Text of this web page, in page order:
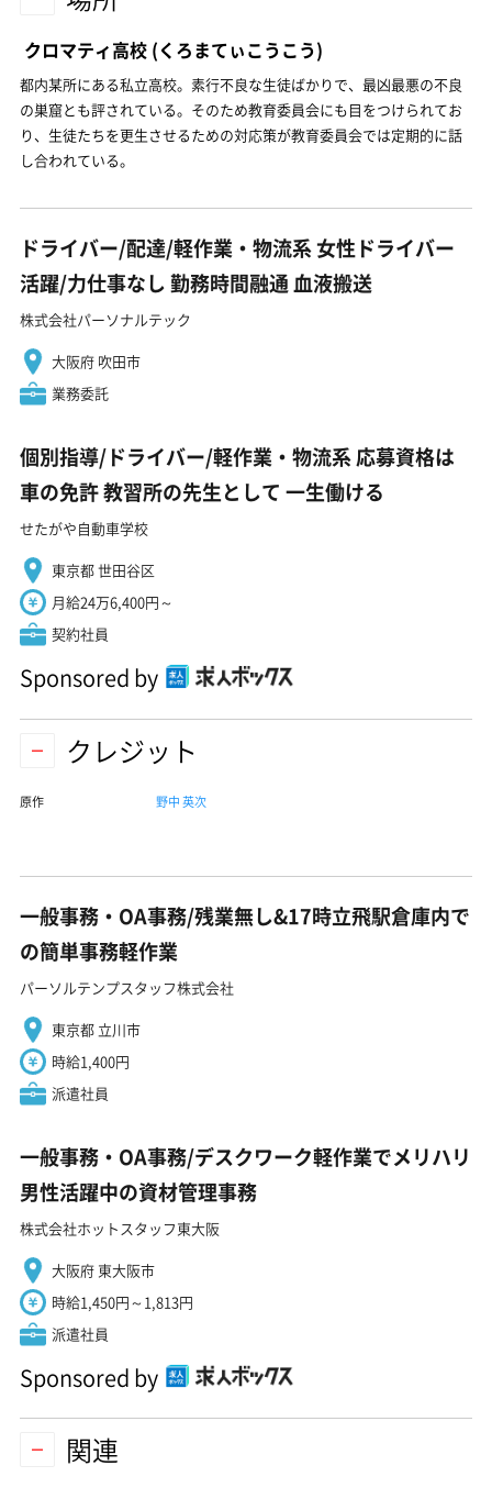
クロマティ高校 (くろまてぃこうこう)
都内某所にある私立高校。素行不良な生徒ばかりで、最凶最悪の不良
の巣窟とも評されている。そのため教育委員会にも目をつけられてお
り、生徒たちを更生させるための対応策が教育委員会では定期的に話
し合われている。
ドライバー/配達/軽作業・物流系 女性ドライバー
活躍/力仕事なし 勤務時間融通 血液搬送
株式会社パーソナルテック
大阪府 吹田市
業務委託
個別指導/ドライバー/軽作業・物流系 応募資格は
車の免許 教習所の先生として 一生働ける
せたがや自動車学校
東京都 世田谷区
月給24万6,400円～
契約社員
Sponsored by
クレジット
原作 野中 英次
一般事務・OA事務/残業無し&17時立飛駅倉庫内で
の簡単事務軽作業
パーソルテンプスタッフ株式会社
東京都 立川市
時給1,400円
派遣社員
一般事務・OA事務/デスクワーク軽作業でメリハリ
男性活躍中の資材管理事務
株式会社ホットスタッフ東大阪
大阪府 東大阪市
時給1,450円～1,813円
派遣社員
Sponsored by
関連